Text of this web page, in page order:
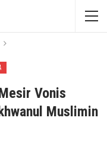
Vonis
Muslimin